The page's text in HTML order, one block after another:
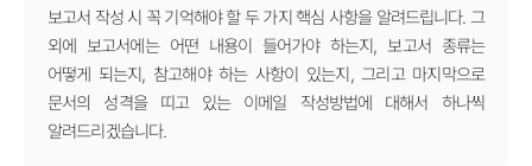
보고서 작성 시 꼭 기억해야 할 두 가지 핵심 사항을 알려드립니다. 그
외에 보고서에는 어떤 내용이 들어가야 하는지, 보고서 종류는
어떻게 되는지, 참고해야 하는 사항이 있는지, 그리고 마지막으로
문서의 성격을 띠고 있는 이메일 작성방법에 대해서 하나씩
알려드리겠습니다.